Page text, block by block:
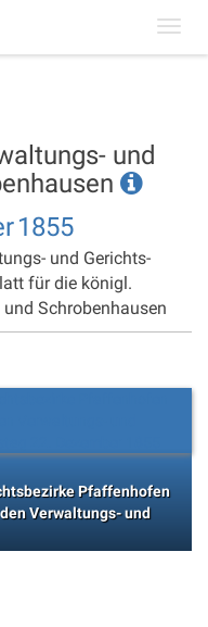
und
1855
und Gerichts-
für die königl.
Schrobenhausen
Pfaffenhofen
Verwaltungs- und